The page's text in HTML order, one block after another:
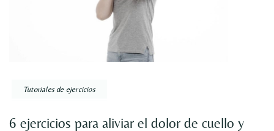
Tutoriales de ejercicios
6 ejercicios para aliviar el dolor de cuello y